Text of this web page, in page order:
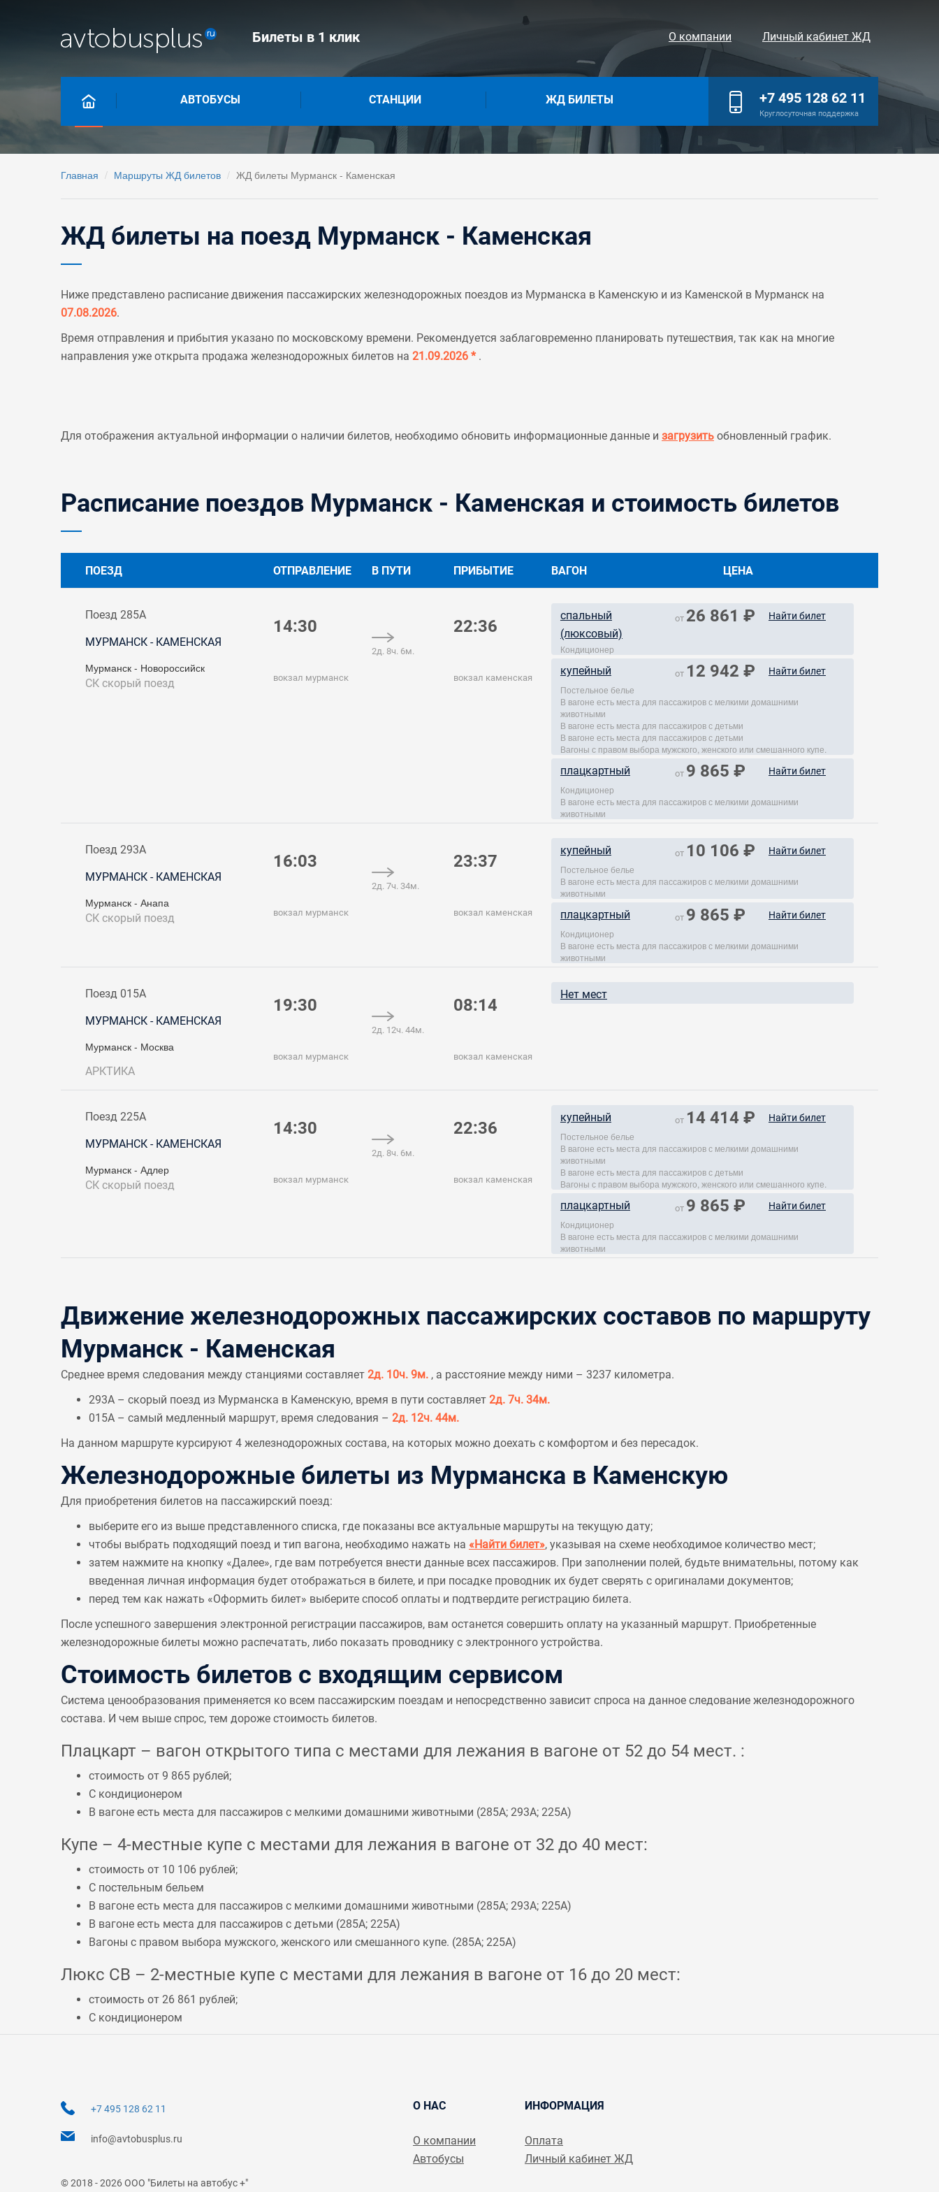
Билеты в 1 клик О компании Личный кабинет ЖД
АВТОБУСЫ СТАНЦИИ ЖД БИЛЕТЫ +7 495 128 62 11
Круглосуточная поддержка
Главная Маршруты ЖД билетов ЖД билеты Мурманск - Каменская
ЖД билеты на поезд Мурманск - Каменская
Ниже представлено расписание движения пассажирских железнодорожных поездов из Мурманска в Каменскую и из Каменской в Мурманск на
07.08.2026.
Время отправления и прибытия указано по московскому времени. Рекомендуется заблаговременно планировать путешествия, так как на многие
направления уже открыта продажа железнодорожных билетов на 21.09.2026 * .
Для отображения актуальной информации о наличии билетов, необходимо обновить информационные данные и загрузить обновленный график.
Расписание поездов Мурманск - Каменская и стоимость билетов
ПОЕЗД ОТПРАВЛЕНИЕ В ПУТИ ПРИБЫТИЕ ВАГОН ЦЕНА
Поезд 285А
МУРМАНСК - КАМЕНСКАЯ
Мурманск - Новороссийск
СКскорый поезд
14:30
вокзал мурманск
2д. 8ч. 6м.
22:36
вокзал каменская
спальный
(люксовый)
от 26 861 ₽ Найти билет
Кондиционер
купейный от 12 942 ₽ Найти билет
Постельное белье
В вагоне есть места для пассажиров с мелкими домашними
животными
В вагоне есть места для пассажиров с детьми
В вагоне есть места для пассажиров с детьми
Вагоны с правом выбора мужского, женского или смешанного купе.
плацкартный от 9 865 ₽ Найти билет
Кондиционер
В вагоне есть места для пассажиров с мелкими домашними
животными
Поезд 293А
МУРМАНСК - КАМЕНСКАЯ
Мурманск - Анапа
СКскорый поезд
16:03
вокзал мурманск
2д. 7ч. 34м.
23:37
вокзал каменская
купейный от 10 106 ₽ Найти билет
Постельное белье
В вагоне есть места для пассажиров с мелкими домашними
животными
плацкартный от 9 865 ₽ Найти билет
Кондиционер
В вагоне есть места для пассажиров с мелкими домашними
животными
Поезд 015А
МУРМАНСК - КАМЕНСКАЯ
Мурманск - Москва
АРКТИКА
19:30
вокзал мурманск
2д. 12ч. 44м.
08:14
вокзал каменская
Нет мест
Поезд 225А
МУРМАНСК - КАМЕНСКАЯ
Мурманск - Адлер
СКскорый поезд
14:30
вокзал мурманск
2д. 8ч. 6м.
22:36
вокзал каменская
купейный от 14 414 ₽ Найти билет
Постельное белье
В вагоне есть места для пассажиров с мелкими домашними
животными
В вагоне есть места для пассажиров с детьми
Вагоны с правом выбора мужского, женского или смешанного купе.
плацкартный от 9 865 ₽ Найти билет
Кондиционер
В вагоне есть места для пассажиров с мелкими домашними
животными
Движение железнодорожных пассажирских составов по маршруту
Мурманск - Каменская
Среднее время следования между станциями составляет 2д. 10ч. 9м. , а расстояние между ними – 3237 километра.
293А – скорый поезд из Мурманска в Каменскую, время в пути составляет 2д. 7ч. 34м.
015А – самый медленный маршрут, время следования – 2д. 12ч. 44м.
На данном маршруте курсируют 4 железнодорожных состава, на которых можно доехать с комфортом и без пересадок.
Железнодорожные билеты из Мурманска в Каменскую
Для приобретения билетов на пассажирский поезд:
выберите его из выше представленного списка, где показаны все актуальные маршруты на текущую дату;
чтобы выбрать подходящий поезд и тип вагона, необходимо нажать на «Найти билет», указывая на схеме необходимое количество мест;
затем нажмите на кнопку «Далее», где вам потребуется внести данные всех пассажиров. При заполнении полей, будьте внимательны, потому как
введенная личная информация будет отображаться в билете, и при посадке проводник их будет сверять с оригиналами документов;
перед тем как нажать «Оформить билет» выберите способ оплаты и подтвердите регистрацию билета.
После успешного завершения электронной регистрации пассажиров, вам останется совершить оплату на указанный маршрут. Приобретенные
железнодорожные билеты можно распечатать, либо показать проводнику с электронного устройства.
Стоимость билетов с входящим сервисом
Система ценообразования применяется ко всем пассажирским поездам и непосредственно зависит спроса на данное следование железнодорожного
состава. И чем выше спрос, тем дороже стоимость билетов.
Плацкарт – вагон открытого типа с местами для лежания в вагоне от 52 до 54 мест. :
стоимость от 9 865 рублей;
С кондиционером
В вагоне есть места для пассажиров с мелкими домашними животными (285А; 293А; 225А)
Купе – 4-местные купе с местами для лежания в вагоне от 32 до 40 мест:
стоимость от 10 106 рублей;
С постельным бельем
В вагоне есть места для пассажиров с мелкими домашними животными (285А; 293А; 225А)
В вагоне есть места для пассажиров с детьми (285А; 225А)
Вагоны с правом выбора мужского, женского или смешанного купе. (285А; 225А)
Люкс СВ – 2-местные купе с местами для лежания в вагоне от 16 до 20 мест:
стоимость от 26 861 рублей;
С кондиционером
+7 495 128 62 11
info@avtobusplus.ru
© 2018 - 2026 ООО "Билеты на автобус +"
О НАС
О компании
Автобусы
ИНФОРМАЦИЯ
Оплата
Личный кабинет ЖД